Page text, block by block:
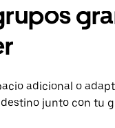
adicional o
junto con tu